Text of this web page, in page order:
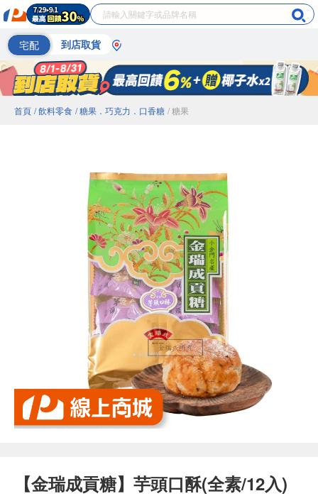
宅配 到店取貨
首頁 / 飲料零食 / 糖果．巧克力．口香糖 / 糖果
【金瑞成貢糖】芋頭口酥(全素/12入)